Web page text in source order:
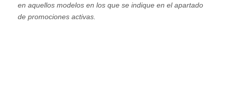
en aquellos modelos en los que se indique en el apartado
de promociones activas.